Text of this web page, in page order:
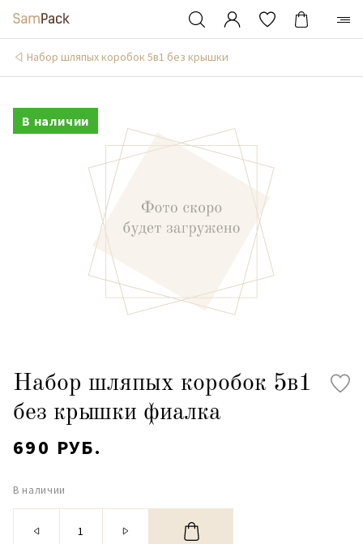
Набор шляпых коробок 5в1 без крышки
В наличии
Набор шляпых коробок 5в1
без крышки фиалка
690 РУБ.
В наличии